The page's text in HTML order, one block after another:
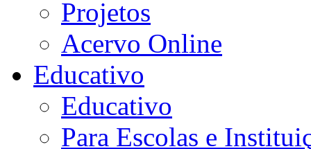
Projetos
Acervo Online
Educativo
Educativo
Para Escolas e